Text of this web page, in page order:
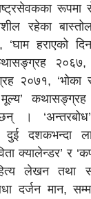
रूपमा
रहेका
हराएको
२०६७,
२०७१, ‘भोका
। ‘अन्तरबोध’
दुई दशकभन्दा
क्यालेन्डर’ र
लेखन तथा
दर्जन मान,